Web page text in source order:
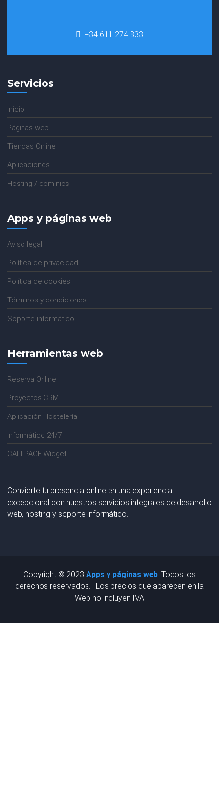
+34 611 274 833
Servicios
Inicio
Páginas web
Tiendas Online
Aplicaciones
Hosting / dominios
Apps y páginas web
Aviso legal
Política de privacidad
Política de cookies
Términos y condiciones
Soporte informático
Herramientas web
Reserva Online
Proyectos CRM
Aplicación Hostelería
Informático 24/7
CALLPAGE Widget
Convierte tu presencia online en una experiencia
excepcional con nuestros servicios integrales de desarrollo
web, hosting y soporte informático.
Copyright © 2023 Apps y páginas web. Todos los
derechos reservados. | Los precios que aparecen en la
Web no incluyen IVA